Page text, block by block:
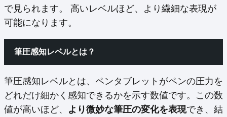
で見られます。 高いレベルほど、より繊細な表現が
可能になります。
筆圧感知レベルとは？
筆圧感知レベルとは、ペンタブレットがペンの圧力を
どれだけ細かく感知できるかを示す数値です。この数
値が高いほど、 より微妙な筆圧の変化を表現でき、結